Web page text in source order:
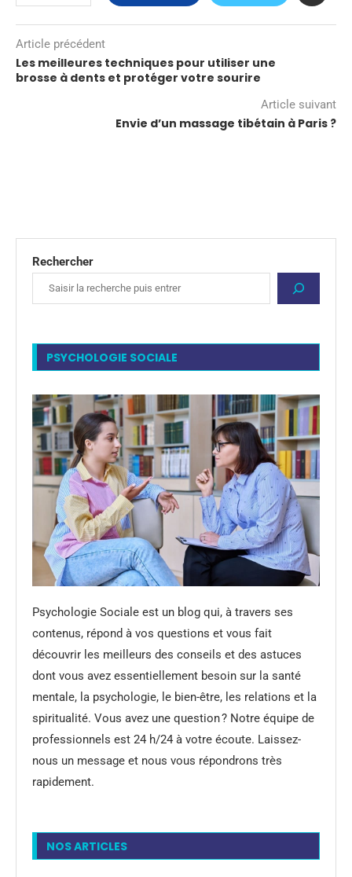
Article précédent
Les meilleures techniques pour utiliser une
brosse à dents et protéger votre sourire
Article suivant
Envie d’un massage tibétain à Paris ?
Rechercher
PSYCHOLOGIE SOCIALE
Psychologie Sociale est un blog qui, à travers ses
contenus, répond à vos questions et vous fait
découvrir les meilleurs des conseils et des astuces
dont vous avez essentiellement besoin sur la santé
mentale, la psychologie, le bien-être, les relations et la
spiritualité. Vous avez une question ? Notre équipe de
professionnels est 24 h/24 à votre écoute. Laissez-
nous un message et nous vous répondrons très
rapidement.
NOS ARTICLES